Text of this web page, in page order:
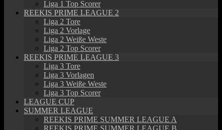
Liga 1 Top Scorer
REEKIS PRIME LEAGUE 2
Liga 2 Tore
Liga 2 Vorlage
Liga 2 Weiße Weste
Liga 2 Top Scorer
REEKIS PRIME LEAGUE 3
Liga 3 Tore
Liga 3 Vorlagen
Liga 3 Weiße Weste
Liga 3 Top Scorer
LEAGUE CUP
SUMMER LEAGUE
REEKIS PRIME SUMMER LEAGUE A
REEKIS PRIME SUMMER LEAGUE B